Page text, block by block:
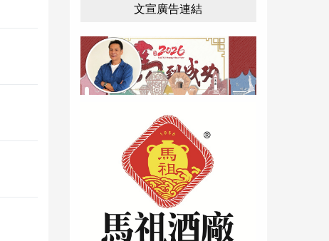
文宣廣告連結